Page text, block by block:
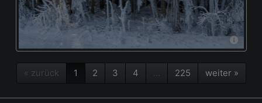
« zurück 1 2 3 4 … 225 weiter »